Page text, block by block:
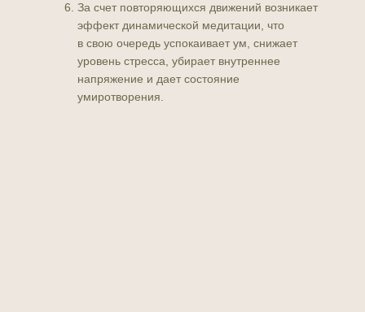
За счет повторяющихся движений возникает
эффект динамической медитации, что
в свою очередь успокаивает ум, снижает
уровень стресса, убирает внутреннее
напряжение и дает состояние
умиротворения.